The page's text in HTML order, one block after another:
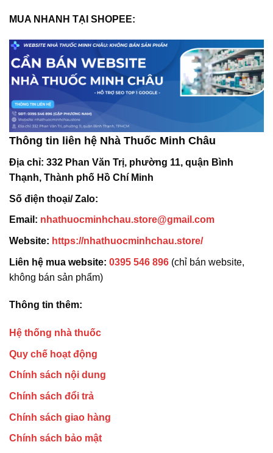
MUA NHANH TẠI SHOPEE:
Thông tin liên hệ Nhà Thuốc Minh Châu
Địa chỉ: 332 Phan Văn Trị, phường 11, quận Bình
Thạnh, Thành phố Hồ Chí Minh
Số điện thoại/ Zalo:
Email: nhathuocminhchau.store@gmail.com
Website: https://nhathuocminhchau.store/
Liên hệ mua website: 0395 546 896 (chỉ bán website,
không bán sản phẩm)
Thông tin thêm:
Hệ thống nhà thuốc
Quy chế hoạt động
Chính sách nội dung
Chính sách đổi trả
Chính sách giao hàng
Chính sách bảo mật